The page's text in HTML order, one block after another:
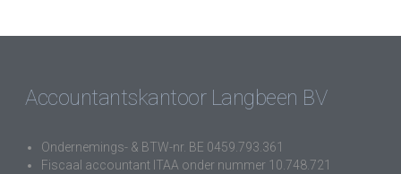
Accountantskantoor Langbeen BV
Ondernemings- & BTW-nr. BE 0459.793.361
Fiscaal accountant ITAA onder nummer 10.748.721